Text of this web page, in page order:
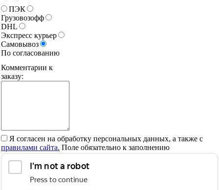
ПЭК
Грузовозофф
DHL
Экспресс курьер
Самовывоз
По согласованию
Комментарии к
заказу:
Я согласен на обработку персональных данных, а также с
правилами сайта. Поле обязательно к заполнению